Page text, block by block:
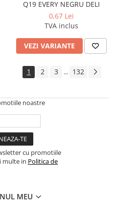
Q19 EVERY NEGRU DELI
0,67 Lei
TVA inclus
VEZI VARIANTE
1 2 3 ... 132
noastre
cu promotiile
multe in Politica de
MEU